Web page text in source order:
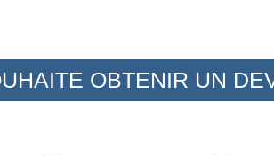
OBTENIR UN